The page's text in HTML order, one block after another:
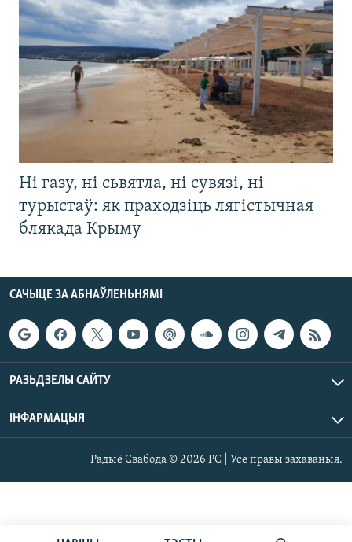
Ні газу, ні сьвятла, ні сувязі, ні
турыстаў: як праходзіць лягістычная
блякада Крыму
САЧЫЦЕ ЗА АБНАЎЛЕНЬНЯМІ
РАЗЬДЗЕЛЫ САЙТУ
ІНФАРМАЦЫЯ
Радыё Свабода © 2026 РС | Усе правы захаваныя.